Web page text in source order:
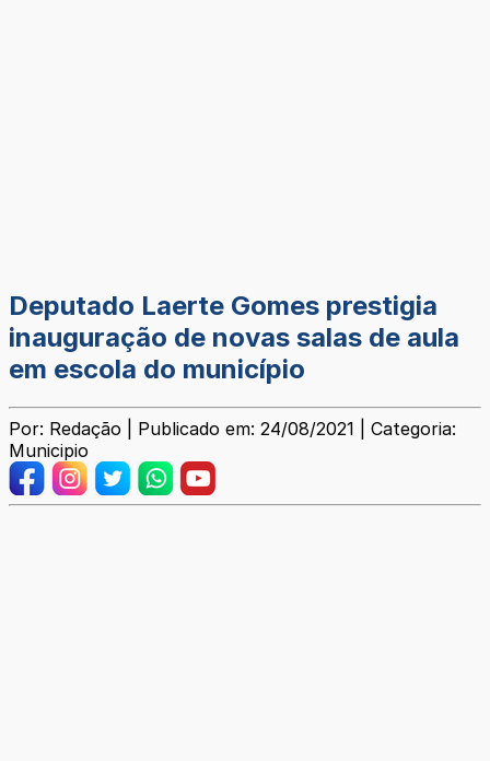
Deputado Laerte Gomes prestigia
inauguração de novas salas de aula
em escola do município
Por: Redação | Publicado em: 24/08/2021 | Categoria:
Municipio